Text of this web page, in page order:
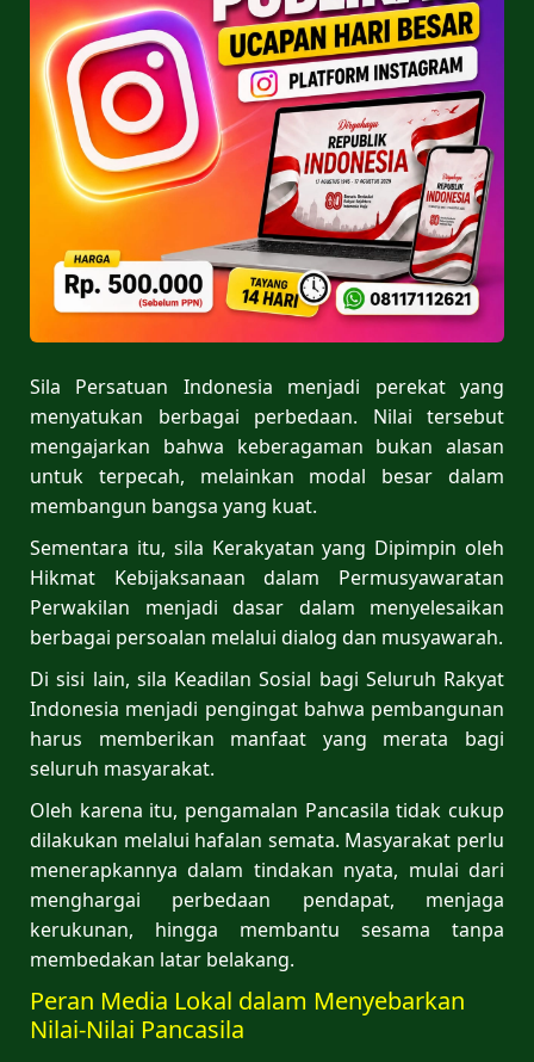
Sila Persatuan Indonesia menjadi perekat yang
menyatukan berbagai perbedaan. Nilai tersebut
mengajarkan bahwa keberagaman bukan alasan
untuk terpecah, melainkan modal besar dalam
membangun bangsa yang kuat.
Sementara itu, sila Kerakyatan yang Dipimpin oleh
Hikmat Kebijaksanaan dalam Permusyawaratan
Perwakilan menjadi dasar dalam menyelesaikan
berbagai persoalan melalui dialog dan musyawarah.
Di sisi lain, sila Keadilan Sosial bagi Seluruh Rakyat
Indonesia menjadi pengingat bahwa pembangunan
harus memberikan manfaat yang merata bagi
seluruh masyarakat.
Oleh karena itu, pengamalan Pancasila tidak cukup
dilakukan melalui hafalan semata. Masyarakat perlu
menerapkannya dalam tindakan nyata, mulai dari
menghargai perbedaan pendapat, menjaga
kerukunan, hingga membantu sesama tanpa
membedakan latar belakang.
Peran Media Lokal dalam Menyebarkan
Nilai-Nilai Pancasila